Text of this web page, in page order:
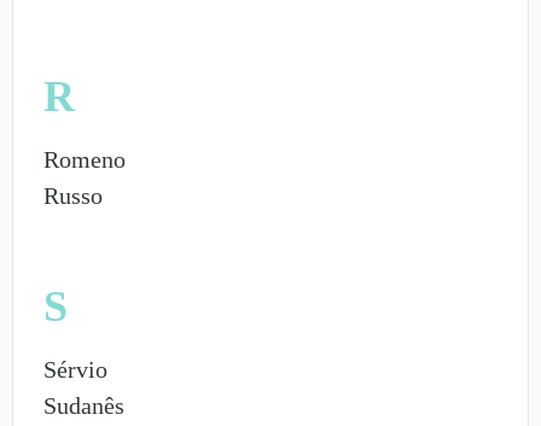
R
Romeno
Russo
S
Sérvio
Sudanês